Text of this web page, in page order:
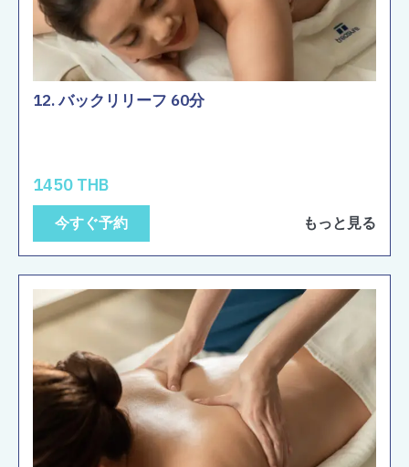
12. バックリリーフ 60分
1450 THB
今すぐ予約 もっと見る